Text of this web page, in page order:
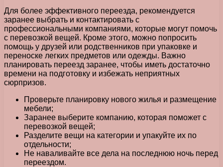
Для более эффективного переезда, рекомендуется
заранее выбрать и контактировать с
профессиональными компаниями, которые могут помочь
с перевозкой вещей. Кроме этого, можно попросить
помощь у друзей или родственников при упаковке и
переноске легких предметов или одежды. Важно
планировать переезд заранее, чтобы иметь достаточно
времени на подготовку и избежать неприятных
сюрпризов.
Проверьте планировку нового жилья и размещение
мебели;
Заранее выберите компанию, которая поможет с
перевозкой вещей;
Разделите вещи на категории и упакуйте их по
отдельности;
Не наваливайте все дела на последнюю ночь перед
переездом.